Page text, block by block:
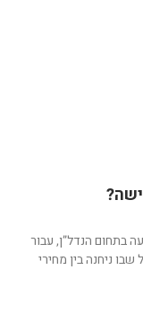
בתחום הנדל”ן, עבור
ניחנה בין מחירי